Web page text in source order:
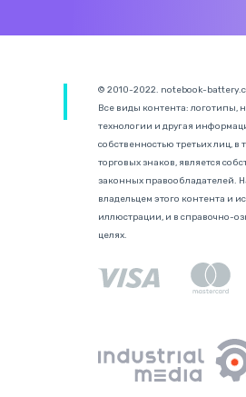
© 2010-2022. notebook-
Все виды контента: логотипы,
технологии и другая
собственностью третьих лиц, в
торговых знаков, является
законных правообладателей.
владельцем этого контента и
иллюстрации, и в справочно-
целях.